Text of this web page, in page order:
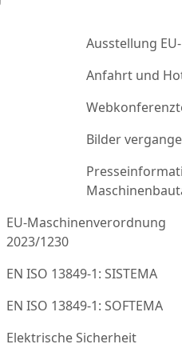
Ausstellung
Anfahrt und
Bilder
EU-Maschinenverordnung
2023/1230
EN ISO 13849-1: SISTEMA
EN ISO 13849-1: SOFTEMA
Elektrische Sicherheit